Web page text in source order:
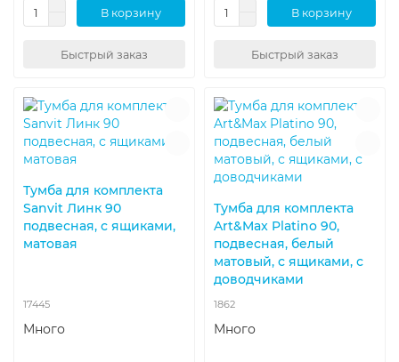
В корзину
Быстрый заказ
В корзину
Быстрый заказ
Тумба для комплекта
Sanvit Линк 90
подвесная, с ящиками,
матовая
17445
Много
Тумба для комплекта
Art&Max Platino 90,
подвесная, белый
матовый, с ящиками, с
доводчиками
1862
Много